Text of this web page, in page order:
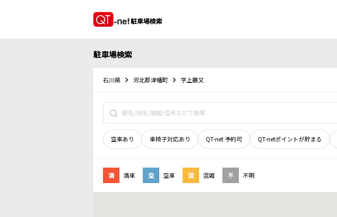
駐車場検索
駐車場検索
石川県 河北郡津幡町 字上藤又
空車あり 車椅子対応あり QT-net 予約可 QT-netポイントが貯まる
満 満車 空 空車 混 混雑 不 不明